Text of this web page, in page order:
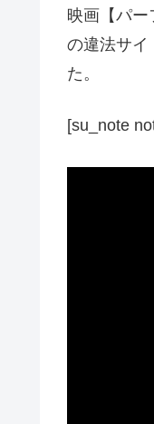
映画【パ
の違法サイ
た。
[su_note